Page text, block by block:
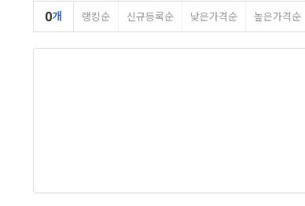
0개 랭킹순 신규등록순 낮은가격순 높은가격순